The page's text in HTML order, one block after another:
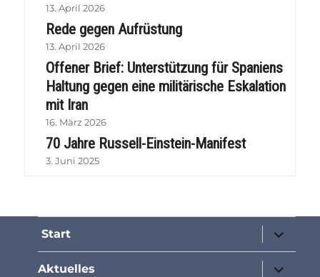
13. April 2026
Rede gegen Aufrüstung
13. April 2026
Offener Brief: Unterstützung für Spaniens
Haltung gegen eine militärische Eskalation
mit Iran
16. März 2026
70 Jahre Russell-Einstein-Manifest
3. Juni 2025
Start
öffnen
Aktuelles